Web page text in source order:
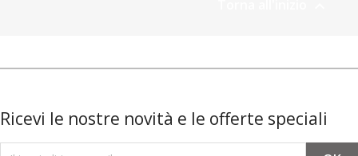
Ricevi le nostre novità e le offerte speciali